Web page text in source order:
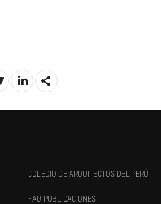
COLEGIO DE ARQUITECTOS DEL PERÚ
FAU PUBLICACIONES